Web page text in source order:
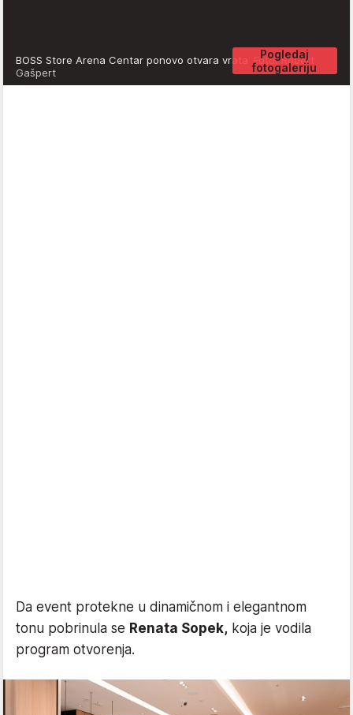
Pogledaj
fotogaleriju
BOSS Store Arena Centar ponovo otvara vrataFoto: Robert
Gašpert
Da event protekne u dinamičnom i elegantnom
tonu pobrinula se Renata Sopek, koja je vodila
program otvorenja.